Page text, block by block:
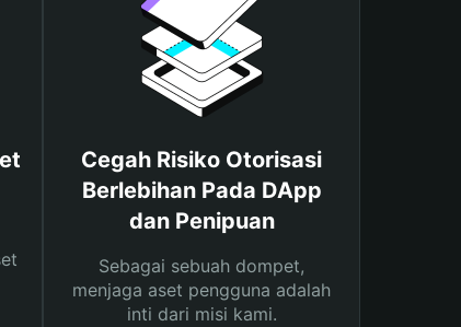
Cegah Risiko Otorisasi
Berlebihan Pada DApp
dan Penipuan
Sebagai sebuah dompet,
menjaga aset pengguna adalah
inti dari misi kami.